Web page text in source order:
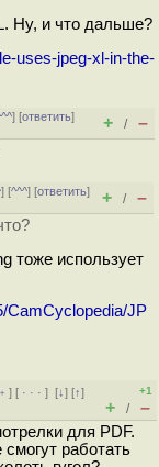
Ну, и что дальше?
uses-jpeg-xl-in-the-
] [ответить]
+ / –
] [^^^] [ответить]
+ / –
тоже использует
CamCyclopedia/JP
] [ · · ·][↓] [↑]
+1
+ / –
для PDF.
работать